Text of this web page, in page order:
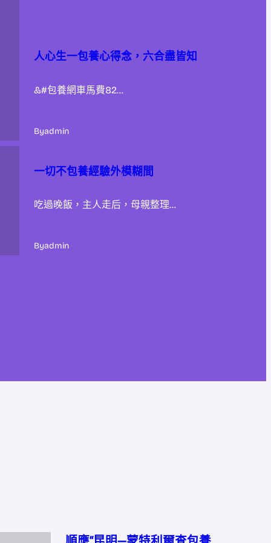
人心生一包養心得念，六合盡皆知
&#包養網車馬費82…
Byadmin
一切不包養經驗外模糊間
吃過晚飯，主人走后，母親整理…
Byadmin